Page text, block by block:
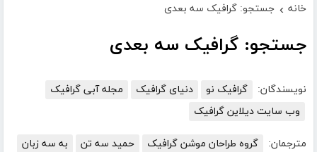
خانه › جستجو: گرافیک سه بعدی
جستجو: گرافیک سه بعدی
نویسندگان: گرافیک نو دنیای گرافیک
مجله آبی گرافیک
وب سایت دیلاین گرافیک
مترجمان: گروه طراحان موشن گرافیک حمید سه تن به سه زبان